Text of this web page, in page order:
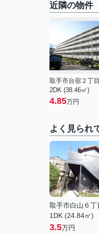
近隣の物件
取手市台宿２丁目
2DK (38.46㎡)
4.85万円
よく見られ
取手市白山６丁
1DK (24.84㎡)
3.5万円